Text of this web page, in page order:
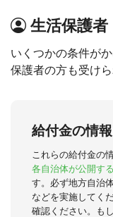
生活保護者
いくつかの条件が
保護者の方も受け
給付金の情
これらの給付金の
各自治体が公開す
す。必ず地方自治
などを実施してく
確認ください。も